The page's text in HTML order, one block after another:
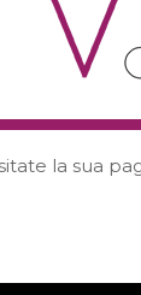
la sua